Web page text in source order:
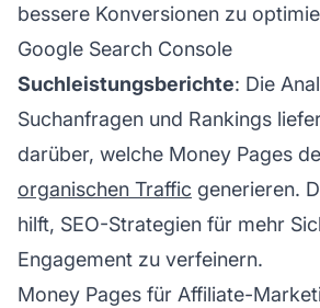
bessere Konversionen zu
Google Search Console
Suchleistungsberichte: Die
Suchanfragen und Rankings
darüber, welche Money Pages
organischen Traffic generieren.
hilft, SEO-Strategien für mehr
Engagement zu verfeinern.
Money Pages für Affiliate-